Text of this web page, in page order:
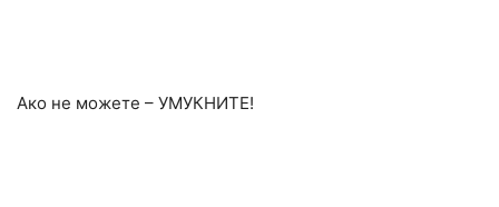
Ако не можете – УМУКНИТЕ!